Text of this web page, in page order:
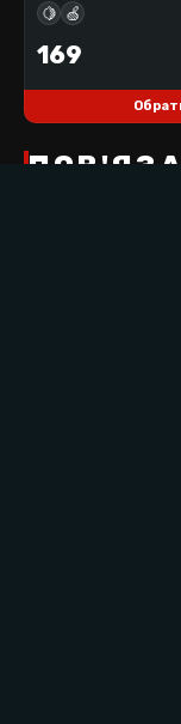
🍋 🍏
169